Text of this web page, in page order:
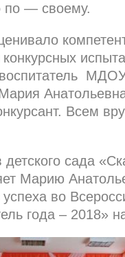
по — своему.
Всем
детского сада
Марию
успеха во
года – 2018»